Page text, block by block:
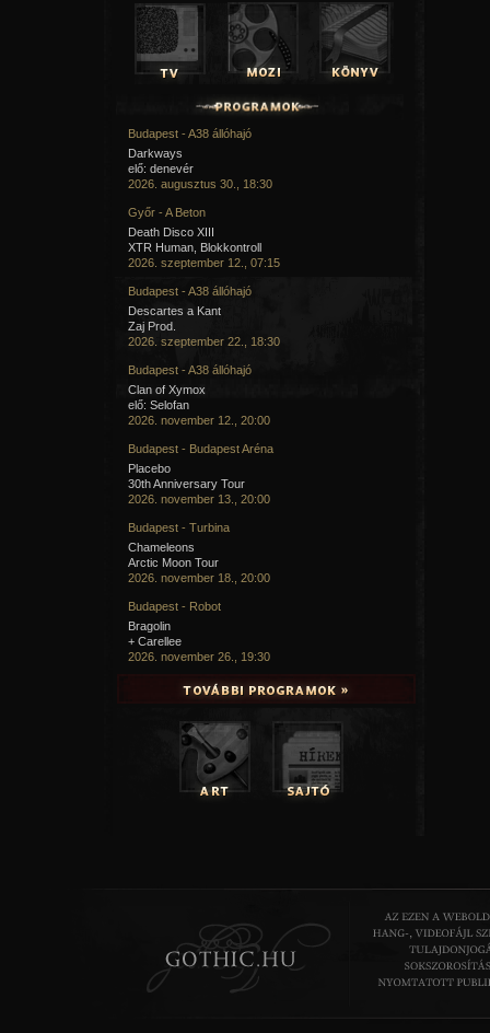
Budapest - A38 állóhajó
Darkways
elő: denevér
2026. augusztus 30., 18:30
Győr - A Beton
Death Disco XIII
XTR Human, Blokkontroll
2026. szeptember 12., 07:15
Budapest - A38 állóhajó
Descartes a Kant
Zaj Prod.
2026. szeptember 22., 18:30
Budapest - A38 állóhajó
Clan of Xymox
elő: Selofan
2026. november 12., 20:00
Budapest - Budapest Aréna
Placebo
30th Anniversary Tour
2026. november 13., 20:00
Budapest - Turbina
Chameleons
Arctic Moon Tour
2026. november 18., 20:00
Budapest - Robot
Bragolin
+ Carellee
2026. november 26., 19:30